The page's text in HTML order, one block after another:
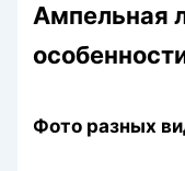
Ампельная
Фото разных